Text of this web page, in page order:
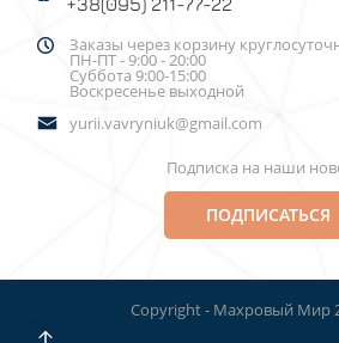
Заказы через корзину
ПН-ПТ - 9:00 - 20:00
Суббота 9:00-15:00
Воскресенье выходной
yurii.vavryniuk@gmail.com
Подписка на наши
ПОДПИСАТЬСЯ
Copyright - Махровый Мир